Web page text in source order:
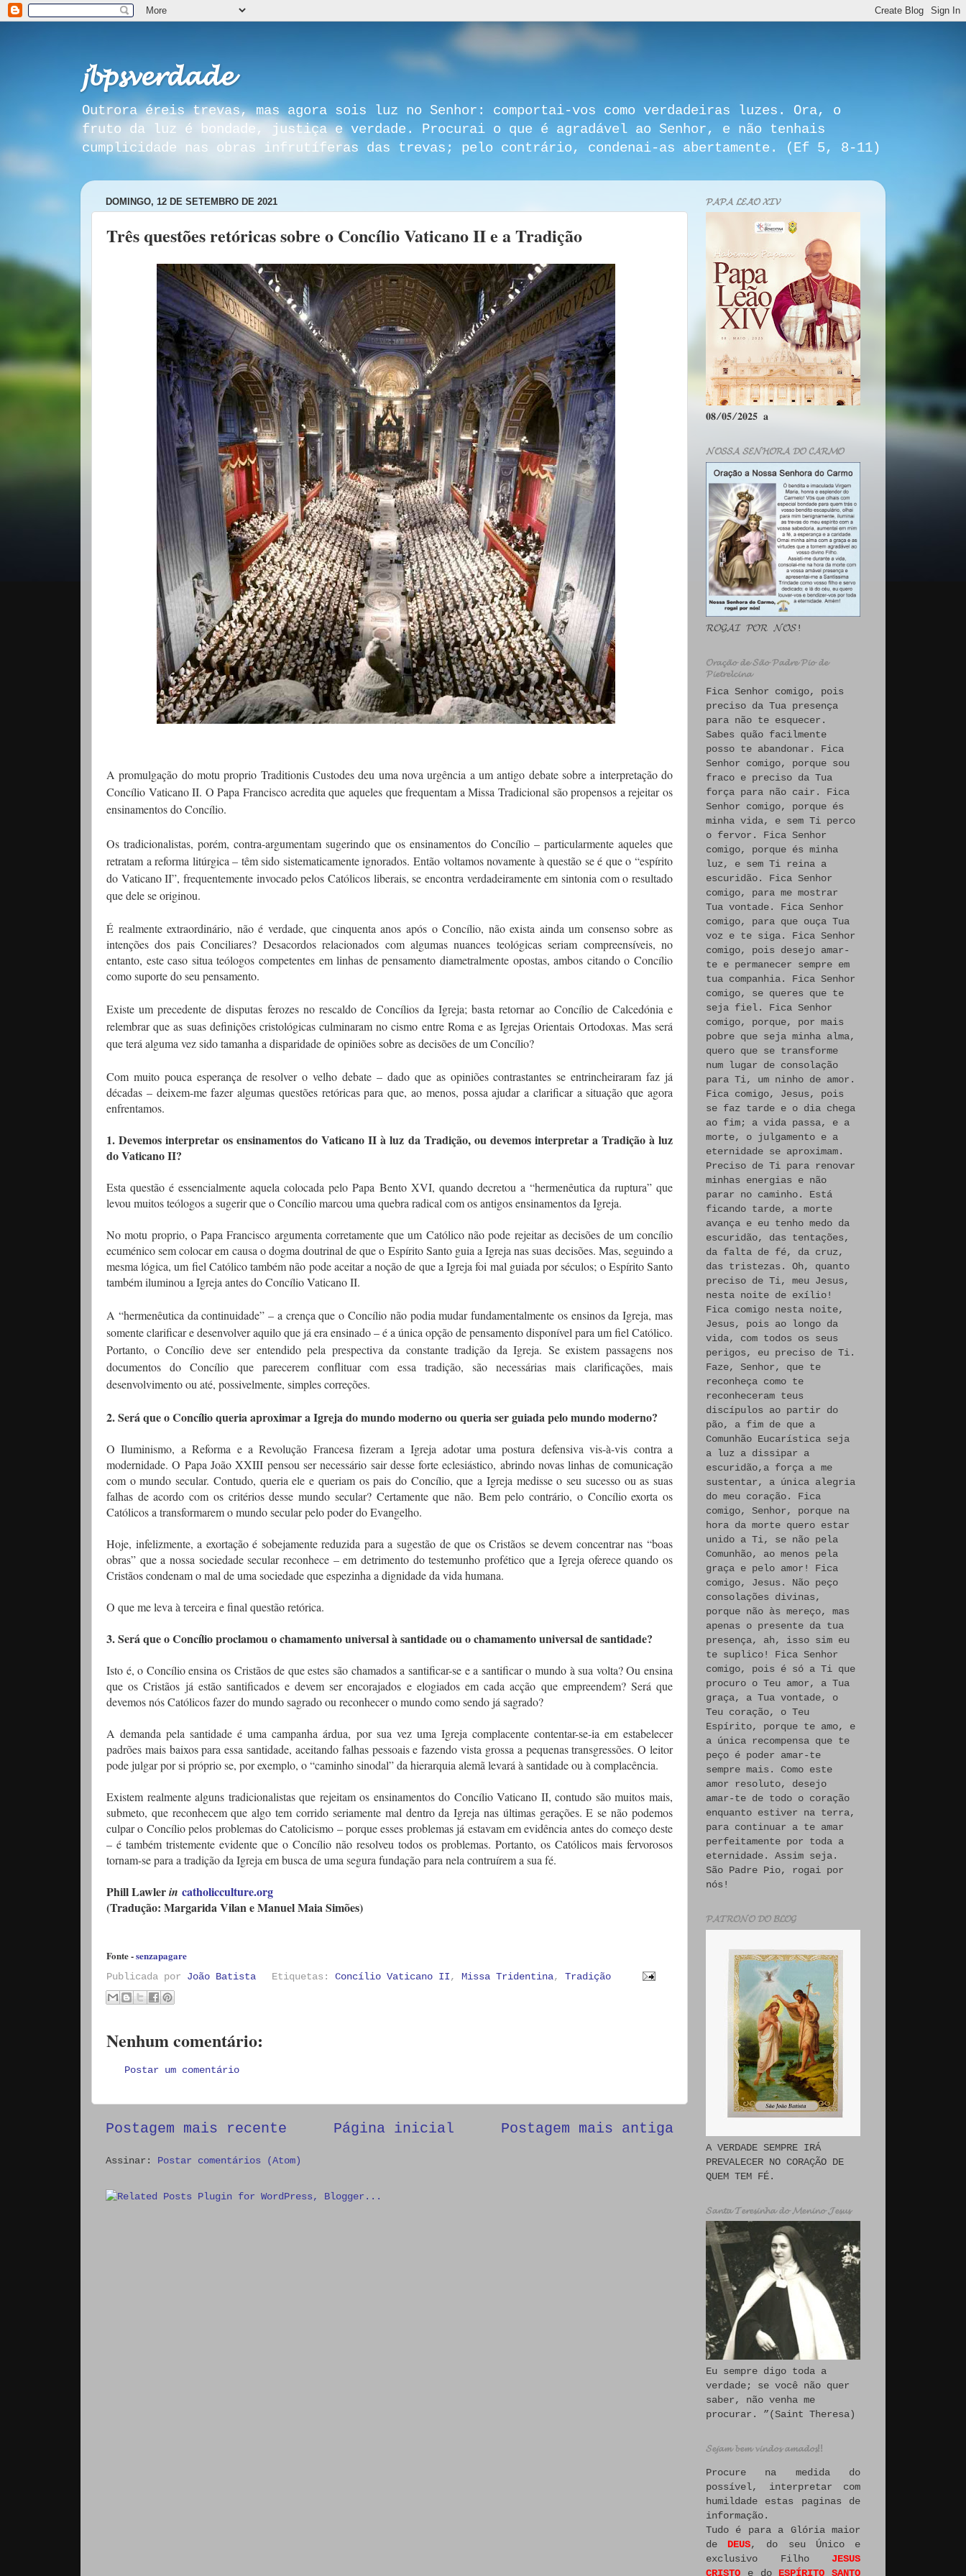
𝓳𝓫𝓹𝓼𝓿𝓮𝓻𝓭𝓪𝓭𝓮
Outrora éreis trevas, mas agora sois luz no Senhor: comportai-vos como verdadeiras luzes. Ora, o
fruto da luz é bondade, justiça e verdade. Procurai o que é agradável ao Senhor, e não tenhais
cumplicidade nas obras infrutíferas das trevas; pelo contrário, condenai-as abertamente. (Ef 5, 8-11)
DOMINGO, 12 DE SETEMBRO DE 2021
Três questões retóricas sobre o Concílio Vaticano II e a Tradição
A promulgação do motu proprio Traditionis Custodes deu uma nova urgência a um antigo debate sobre a interpretação do
Concílio Vaticano II. O Papa Francisco acredita que aqueles que frequentam a Missa Tradicional são propensos a rejeitar os
ensinamentos do Concílio.
Os tradicionalistas, porém, contra-argumentam sugerindo que os ensinamentos do Concílio – particularmente aqueles que
retratam a reforma litúrgica – têm sido sistematicamente ignorados. Então voltamos novamente à questão se é que o “espírito
do Vaticano II”, frequentemente invocado pelos Católicos liberais, se encontra verdadeiramente em sintonia com o resultado
que dele se originou.
É realmente extraordinário, não é verdade, que cinquenta anos após o Concílio, não exista ainda um consenso sobre as
intenções dos pais Conciliares? Desacordos relacionados com algumas nuances teológicas seriam compreensíveis, no
entanto, este caso situa teólogos competentes em linhas de pensamento diametralmente opostas, ambos citando o Concílio
como suporte do seu pensamento.
Existe um precedente de disputas ferozes no rescaldo de Concílios da Igreja; basta retornar ao Concílio de Calcedónia e
relembrar que as suas definições cristológicas culminaram no cismo entre Roma e as Igrejas Orientais Ortodoxas. Mas será
que terá alguma vez sido tamanha a disparidade de opiniões sobre as decisões de um Concílio?
Com muito pouca esperança de resolver o velho debate – dado que as opiniões contrastantes se entrincheiraram faz já
décadas – deixem-me fazer algumas questões retóricas para que, ao menos, possa ajudar a clarificar a situação que agora
enfrentamos.
1. Devemos interpretar os ensinamentos do Vaticano II à luz da Tradição, ou devemos interpretar a Tradição à luz
do Vaticano II?
Esta questão é essencialmente aquela colocada pelo Papa Bento XVI, quando decretou a “hermenêutica da ruptura” que
levou muitos teólogos a sugerir que o Concílio marcou uma quebra radical com os antigos ensinamentos da Igreja.
No motu proprio, o Papa Francisco argumenta corretamente que um Católico não pode rejeitar as decisões de um concílio
ecuménico sem colocar em causa o dogma doutrinal de que o Espírito Santo guia a Igreja nas suas decisões. Mas, seguindo a
mesma lógica, um fiel Católico também não pode aceitar a noção de que a Igreja foi mal guiada por séculos; o Espírito Santo
também iluminou a Igreja antes do Concílio Vaticano II.
A “hermenêutica da continuidade” – a crença que o Concílio não podia mudar fundamentalmente os ensinos da Igreja, mas
somente clarificar e desenvolver aquilo que já era ensinado – é a única opção de pensamento disponível para um fiel Católico.
Portanto, o Concílio deve ser entendido pela prespectiva da constante tradição da Igreja. Se existem passagens nos
documentos do Concílio que parecerem conflituar com essa tradição, são necessárias mais clarificações, mais
desenvolvimento ou até, possivelmente, simples correções.
2. Será que o Concílio queria aproximar a Igreja do mundo moderno ou queria ser guiada pelo mundo moderno?
O Iluminismo, a Reforma e a Revolução Francesa fizeram a Igreja adotar uma postura defensiva vis-à-vis contra a
modernidade. O Papa João XXIII pensou ser necessário sair desse forte eclesiástico, abrindo novas linhas de comunicação
com o mundo secular. Contudo, queria ele e queriam os pais do Concílio, que a Igreja medisse o seu sucesso ou as suas
falhas de acordo com os critérios desse mundo secular? Certamente que não. Bem pelo contrário, o Concílio exorta os
Católicos a transformarem o mundo secular pelo poder do Evangelho.
Hoje, infelizmente, a exortação é sobejamente reduzida para a sugestão de que os Cristãos se devem concentrar nas “boas
obras” que a nossa sociedade secular reconhece – em detrimento do testemunho profético que a Igreja oferece quando os
Cristãos condenam o mal de uma sociedade que espezinha a dignidade da vida humana.
O que me leva à terceira e final questão retórica.
3. Será que o Concílio proclamou o chamamento universal à santidade ou o chamamento universal de santidade?
Isto é, o Concílio ensina os Cristãos de que estes são chamados a santificar-se e a santificar o mundo à sua volta? Ou ensina
que os Cristãos já estão santificados e devem ser encorajados e elogiados em cada acção que empreendem? Será que
devemos nós Católicos fazer do mundo sagrado ou reconhecer o mundo como sendo já sagrado?
A demanda pela santidade é uma campanha árdua, por sua vez uma Igreja complacente contentar-se-ia em estabelecer
padrões mais baixos para essa santidade, aceitando falhas pessoais e fazendo vista grossa a pequenas transgressões. O leitor
pode julgar por si próprio se, por exemplo, o “caminho sinodal” da hierarquia alemã levará à santidade ou à complacência.
Existem realmente alguns tradicionalistas que rejeitam os ensinamentos do Concílio Vaticano II, contudo são muitos mais,
submeto, que reconhecem que algo tem corrido seriamente mal dentro da Igreja nas últimas gerações. E se não podemos
culpar o Concílio pelos problemas do Catolicismo – porque esses problemas já estavam em evidência antes do começo deste
– é também tristemente evidente que o Concílio não resolveu todos os problemas. Portanto, os Católicos mais fervorosos
tornam-se para a tradição da Igreja em busca de uma segura fundação para nela contruírem a sua fé.
Phill Lawlerin catholicculture.org
(Tradução: Margarida Vilan e Manuel Maia Simões)
Fonte -senzapagare
Publicada por João Batista Etiquetas:Concílio Vaticano II,Missa Tridentina,Tradição
Nenhum comentário:
Postar um comentário
Postagem mais recente Postagem mais antiga
Página inicial
Assinar: Postar comentários (Atom)
𝓟𝓐𝓟𝓐 𝓛𝓔𝓐̃𝓞 𝓧𝓘𝓥
𝟎𝟖/𝟎𝟓/𝟐𝟎𝟐𝟓 𝐚
𝓝𝓞𝓢𝓢𝓐 𝓢𝓔𝓝𝓗𝓞𝓡𝓐 𝓓𝓞 𝓒𝓐𝓡𝓜𝓞
𝓡𝓞𝓖𝓐𝓘 𝓟𝓞𝓡 𝓝𝓞́𝓢!
𝓞𝓻𝓪𝓬̧𝓪̃𝓸 𝓭𝓮 𝓢𝓪̃𝓸 𝓟𝓪𝓭𝓻𝓮 𝓟𝓲𝓸 𝓭𝓮
𝓟𝓲𝓮𝓽𝓻𝓮𝓵𝓬𝓲𝓷𝓪
Fica Senhor comigo, pois
preciso da Tua presença
para não te esquecer.
Sabes quão facilmente
posso te abandonar. Fica
Senhor comigo, porque sou
fraco e preciso da Tua
força para não cair. Fica
Senhor comigo, porque és
minha vida, e sem Ti perco
o fervor. Fica Senhor
comigo, porque és minha
luz, e sem Ti reina a
escuridão. Fica Senhor
comigo, para me mostrar
Tua vontade. Fica Senhor
comigo, para que ouça Tua
voz e te siga. Fica Senhor
comigo, pois desejo amar-
te e permanecer sempre em
tua companhia. Fica Senhor
comigo, se queres que te
seja fiel. Fica Senhor
comigo, porque, por mais
pobre que seja minha alma,
quero que se transforme
num lugar de consolação
para Ti, um ninho de amor.
Fica comigo, Jesus, pois
se faz tarde e o dia chega
ao fim; a vida passa, e a
morte, o julgamento e a
eternidade se aproximam.
Preciso de Ti para renovar
minhas energias e não
parar no caminho. Está
ficando tarde, a morte
avança e eu tenho medo da
escuridão, das tentações,
da falta de fé, da cruz,
das tristezas. Oh, quanto
preciso de Ti, meu Jesus,
nesta noite de exílio!
Fica comigo nesta noite,
Jesus, pois ao longo da
vida, com todos os seus
perigos, eu preciso de Ti.
Faze, Senhor, que te
reconheça como te
reconheceram teus
discípulos ao partir do
pão, a fim de que a
Comunhão Eucarística seja
a luz a dissipar a
escuridão,a força a me
sustentar, a única alegria
do meu coração. Fica
comigo, Senhor, porque na
hora da morte quero estar
unido a Ti, se não pela
Comunhão, ao menos pela
graça e pelo amor! Fica
comigo, Jesus. Não peço
consolações divinas,
porque não às mereço, mas
apenas o presente da tua
presença, ah, isso sim eu
te suplico! Fica Senhor
comigo, pois é só a Ti que
procuro o Teu amor, a Tua
graça, a Tua vontade, o
Teu coração, o Teu
Espírito, porque te amo, e
a única recompensa que te
peço é poder amar-te
sempre mais. Como este
amor resoluto, desejo
amar-te de todo o coração
enquanto estiver na terra,
para continuar a te amar
perfeitamente por toda a
eternidade. Assim seja.
São Padre Pio, rogai por
nós!
𝓟𝓐𝓣𝓡𝓞𝓝𝓞 𝓓𝓞 𝓑𝓛𝓞𝓖
A VERDADE SEMPRE IRÁ
PREVALECER NO CORAÇÃO DE
QUEM TEM FÉ.
𝓢𝓪𝓷𝓽𝓪 𝓣𝓮𝓻𝓮𝓼𝓲𝓷𝓱𝓪 𝓭𝓸 𝓜𝓮𝓷𝓲𝓷𝓸 𝓙𝓮𝓼𝓾𝓼
Eu sempre digo toda a
verdade; se você não quer
saber, não venha me
procurar. ”(Saint Theresa)
𝓢𝓮𝓳𝓪𝓶 𝓫𝓮𝓶 𝓿𝓲𝓷𝓭𝓸𝓼 𝓪𝓶𝓪𝓭𝓸𝓼!!
Procure na medida do
possível, interpretar com
humildade estas paginas de
informação.
Tudo é para a Glória maior
de DEUS, do seu Único e
exclusivo Filho JESUS
CRISTO e do ESPÍRITO SANTO